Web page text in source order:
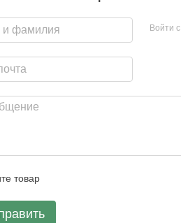
Войти
товар